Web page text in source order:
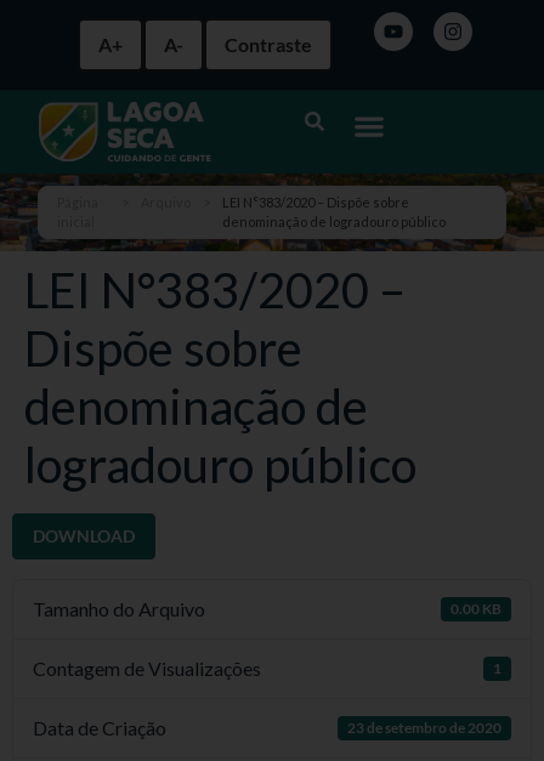
A+ A- Contraste
LEI N°383/2020 – Dispõe sobre
denominação de logradouro público
LEI N°383/2020 –
Dispõe sobre
denominação de
logradouro público
DOWNLOAD
Tamanho do Arquivo 0.00 KB
Contagem de Visualizações 1
Data de Criação 23 de setembro de 2020